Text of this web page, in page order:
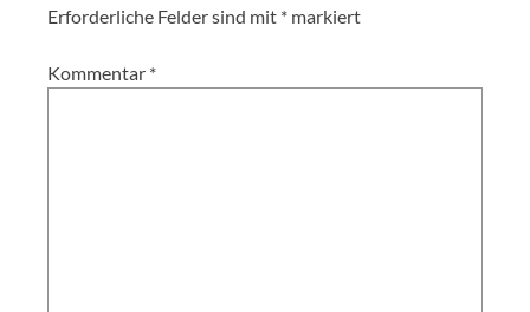
Erforderliche Felder sind mit * markiert
Kommentar *